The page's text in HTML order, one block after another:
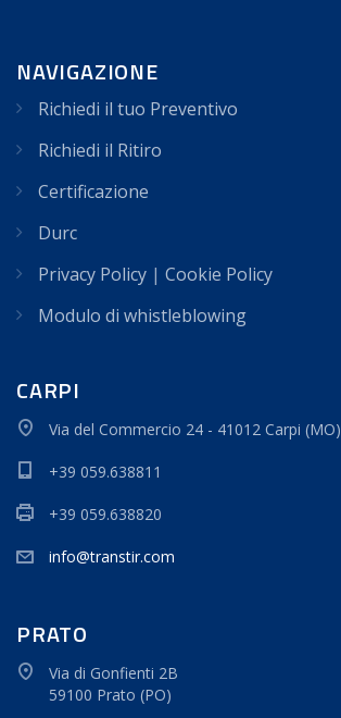
NAVIGAZIONE
Richiedi il tuo Preventivo
Richiedi il Ritiro
Certificazione
Durc
Privacy Policy | Cookie Policy
Modulo di whistleblowing
CARPI
Via del Commercio 24 - 41012 Carpi (MO)
+39 059.638811
+39 059.638820
info@transtir.com
PRATO
Via di Gonfienti 2B
59100 Prato (PO)